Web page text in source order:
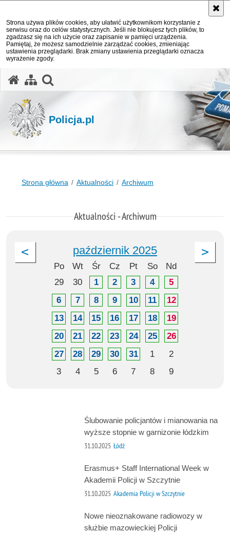
Strona używa plików cookies, aby ułatwić użytkownikom korzystanie z
serwisu oraz do celów statystycznych. Jeśli nie blokujesz tych plików, to
zgadzasz się na ich użycie oraz zapisanie w pamięci urządzenia.
Pamiętaj, że możesz samodzielnie zarządzać cookies, zmieniając
ustawienia przeglądarki. Brak zmiany ustawienia przeglądarki oznacza
wyrażenie zgody.
Policja.pl
Strona główna Aktualności Archiwum
Aktualności - Archiwum
październik 2025
Po Wt Śr Cz Pt So
Nd
29
30 1 2 3 4
5
6
7 8 9 10 11
12
13
14 15 16 17 18
19
20
21 22 23 24 25
26
27
28 29 30 31 1
2
3
4 5 6 7 8 9
Ślubowanie policjantów i mianowania na
wyższe stopnie w garnizonie łódzkim
31.10.2025 Łódź
Erasmus+ Staff International Week w
Akademii Policji w Szczytnie
31.10.2025 Akademia Policji w Szczytnie
Nowe nieoznakowane radiowozy w
służbie mazowieckiej Policji